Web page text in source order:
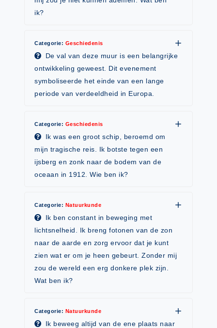
Kerstfeest
Kleurplaten
Mediawijsheid
Nieuws
Onderwijsprijs
Schoolreisideeën
Schoolspullen
Seizoenen
Sinterklaas
Spelletjes
Startpagina onderwijs
Tweede Wereldoorlog
AI voor het onderwijs
Kruiswoordpuzzels
Onderwijslonen
Montessori onderwijs
Jenaplanonderwijs
Daltononderwijs
Schoolspullen
Afscheidstekst collega
Studieschuld & Hypotheek
Middelbare school niveaus
Studenten laptop
Docentenplein nieuwsbrief
Onderwijs CV
ik?
Categorie: Geschiedenis
De val van deze muur is een belangrijke
ontwikkeling geweest. Dit evenement
symboliseerde het einde van een lange
periode van verdeeldheid in Europa.
Categorie: Geschiedenis
Ik was een groot schip, beroemd om
mijn tragische reis. Ik botste tegen een
ijsberg en zonk naar de bodem van de
oceaan in 1912. Wie ben ik?
Categorie: Natuurkunde
Ik ben constant in beweging met
lichtsnelheid. Ik breng fotonen van de zon
naar de aarde en zorg ervoor dat je kunt
zien wat er om je heen gebeurt. Zonder mij
zou de wereld een erg donkere plek zijn.
Wat ben ik?
Categorie: Natuurkunde
Ik beweeg altijd van de ene plaats naar